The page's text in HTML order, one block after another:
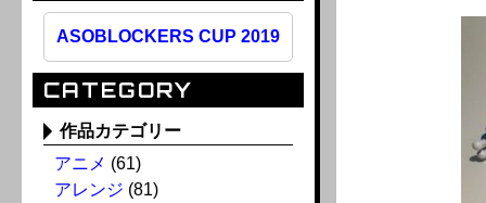
ASOBLOCKERS CUP 2019
CATEGORY
作品カテゴリー
アニメ (61)
アレンジ (81)